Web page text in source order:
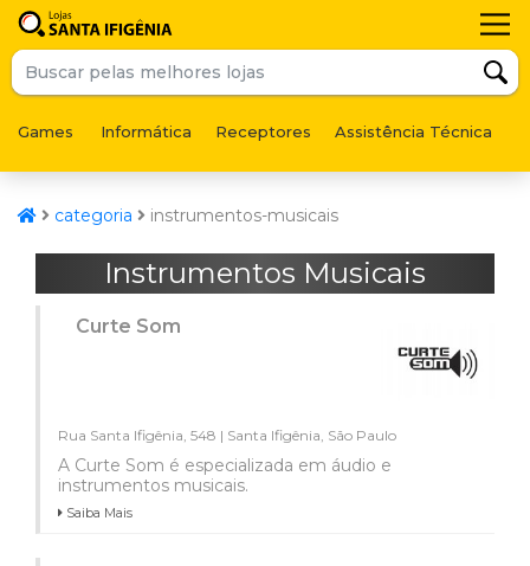
Games Informática Receptores Assistência Técnica
categoria instrumentos-musicais
Instrumentos Musicais
Curte Som
Rua Santa Ifigênia, 548 | Santa Ifigênia, São Paulo
A Curte Som é especializada em áudio e
instrumentos musicais.
Saiba Mais